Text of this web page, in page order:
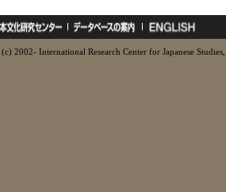
2002- International Research Center for Japanese